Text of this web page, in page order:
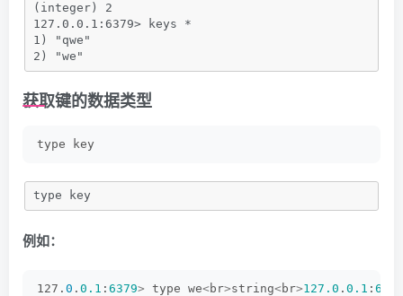
(integer) 2
127.0.0.1:6379> keys *
1) "qwe"
2) "we"
获取键的数据类型
type key
type key
例如：
127. 0 . 0.1 : 6379> type we<br>string<br>127.0 . 0.1 : 6379